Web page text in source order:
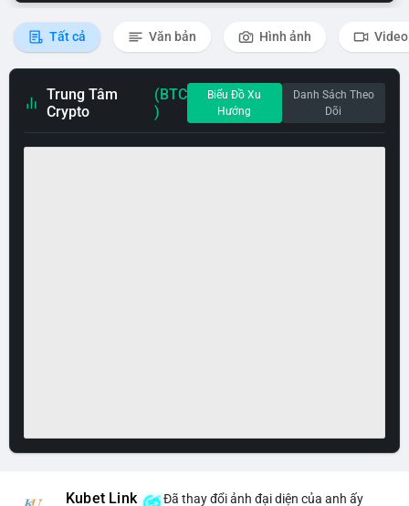
Tất cả Văn bản Hình ảnh Video
Trung Tâm
Crypto
(BTC
)
Biểu Đồ Xu
Hướng
Danh Sách Theo
Dõi
Kubet Link Đã thay đổi ảnh đại diện của anh ấy